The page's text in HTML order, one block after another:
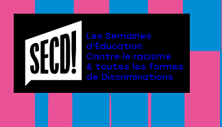
Les Semaines
d’Éducation
Contre le racisme
& toutes les formes
de Discriminations